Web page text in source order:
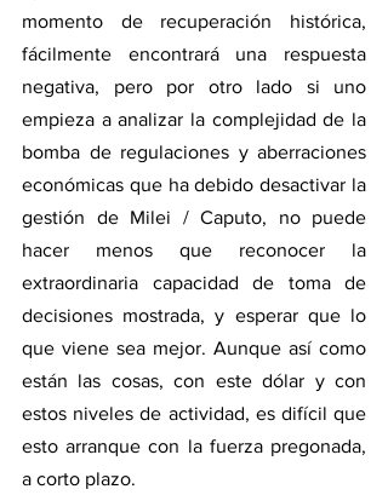
momento de recuperación histórica,
fácilmente encontrará una respuesta
negativa, pero por otro lado si uno
empieza a analizar la complejidad de la
bomba de regulaciones y aberraciones
económicas que ha debido desactivar la
gestión de Milei / Caputo, no puede
hacer menos que reconocer la
extraordinaria capacidad de toma de
decisiones mostrada, y esperar que lo
que viene sea mejor. Aunque así como
están las cosas, con este dólar y con
estos niveles de actividad, es difícil que
esto arranque con la fuerza pregonada,
a corto plazo.